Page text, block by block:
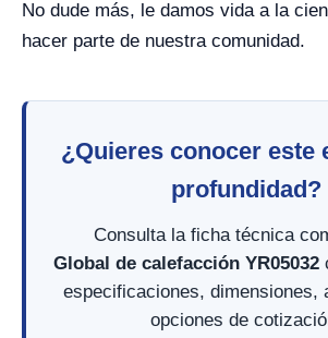
No dude más, le damos vida a la
hacer parte de nuestra comunidad.
¿Quieres conocer este
profundidad?
Consulta la ficha técnica
Global de calefacción YR05032
especificaciones, dimensiones,
opciones de